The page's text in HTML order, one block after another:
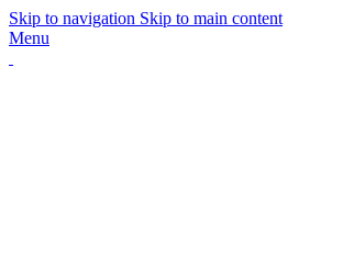
Skip to navigation Skip to main content
Menu